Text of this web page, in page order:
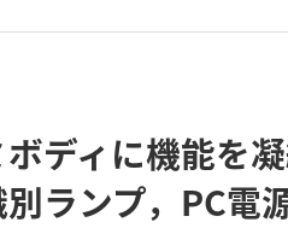
ディに機能を
ランプ，PC電